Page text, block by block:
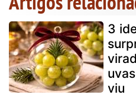
3
viu